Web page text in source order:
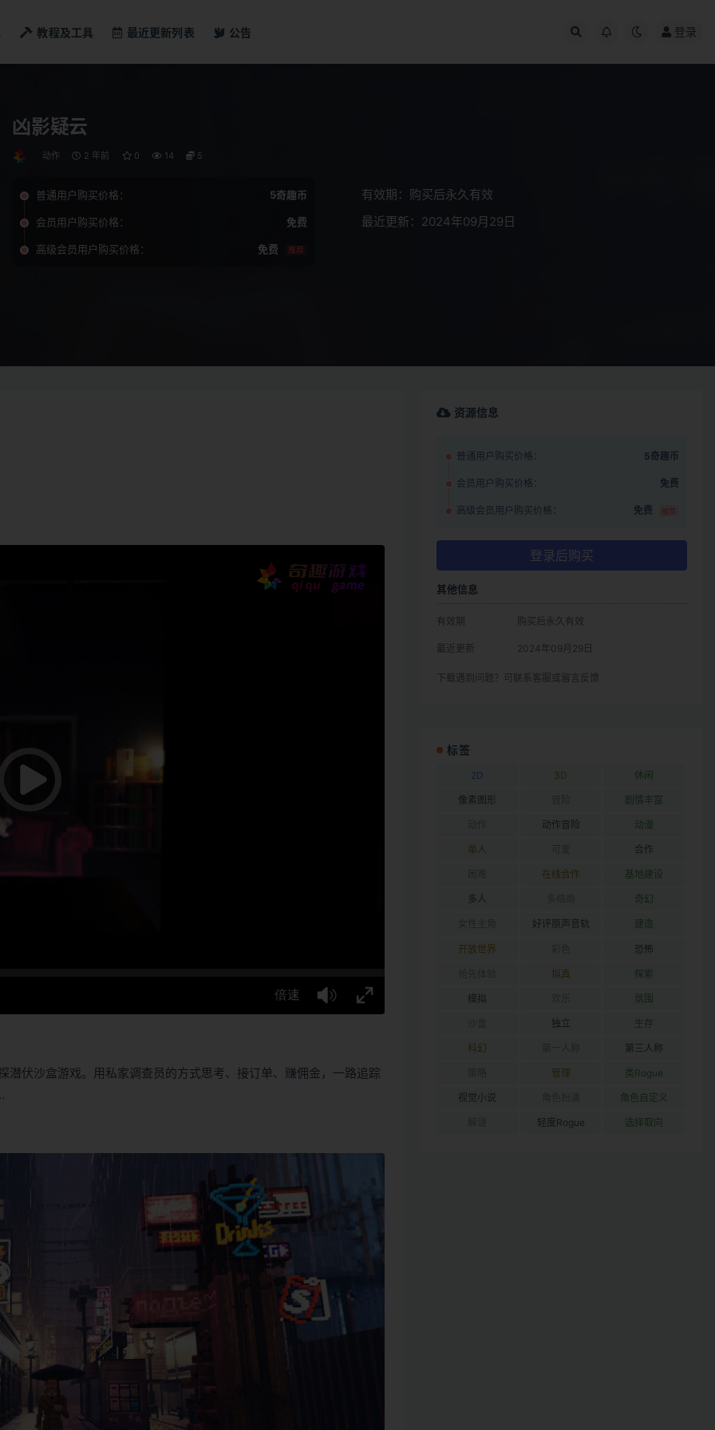
教程及工具 最近更新列表 公告 登录
凶影疑云
动作 2 年前 0 14 5
普通用户购买价格： 5奇趣币
会员用户购买价格： 免费
高级会员用户购买价格： 免费 推荐
有效期：购买后永久有效
最近更新：2024年09月29日
伏沙盒游戏。用私家调查员的方式思考、接订单、赚佣金，一路追踪
资源信息
普通用户购买价格： 5奇趣币
会员用户购买价格： 免费
高级会员用户购买价格： 免费 推荐
登录后购买
其他信息
有效期 购买后永久有效
最近更新 2024年09月29日
下载遇到问题？可联系客服或留言反馈
标签
2D 3D 休闲
像素图形 剧情丰富
动作冒险 动漫
单人 合作
在线合作 基地建设
多人 奇幻
好评原声音轨 建造
开放世界 恐怖
拟真 探索
模拟 氛围
独立 生存
科幻 第三人称
管理 类Rogue
视觉小说 角色自定义
轻度Rogue 选择取向